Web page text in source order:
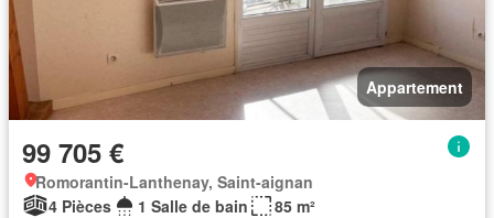
Appartement
99 705 €
Romorantin-Lanthenay, Saint-aignan
4 Pièces
1 Salle de bain
85 m²